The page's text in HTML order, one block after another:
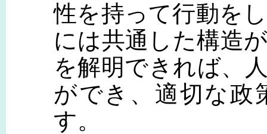
性を持って行動を
には共通した構造
を解明できれば、
ができ、適切な政
す。